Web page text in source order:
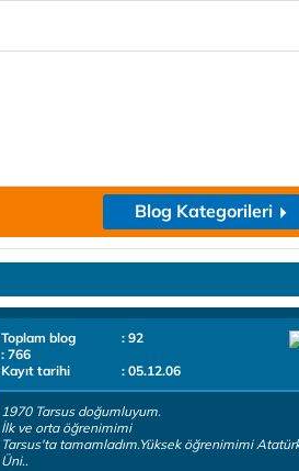
Blog Kategorileri
Toplam blog
: 92
: 766
Kayıt tarihi
: 05.12.06
1970 Tarsus doğumluyum.
İlk ve orta öğrenimimi
Tarsus'ta tamamladım.Yüksek öğrenimimi
Üni..